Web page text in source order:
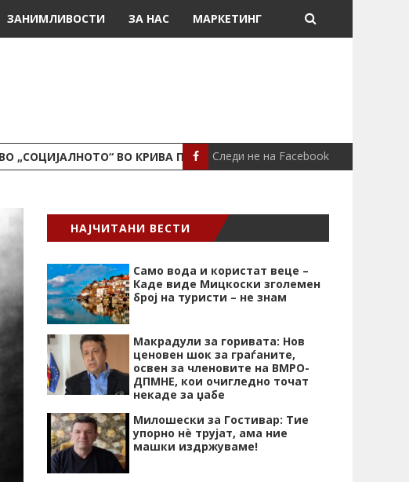
ЗАНИМЛИВОСТИ ЗА НАС МАРКЕТИНГ
„СОЦИЈАЛНОТО“ ВО КРИВА ПАЛАНКА ЛОКАЛНО ПОЖАР ВО
Следи не на Facebook
НАЈЧИТАНИ ВЕСТИ
Само вода и користат веце –
Каде виде Мицкоски зголемен
број на туристи – не знам
Макрадули за горивата: Нов
ценовен шок за граѓаните,
освен за членовите на ВМРО-
ДПМНЕ, кои очигледно точат
некаде за џабе
Милошески за Гостивар: Тие
упорно нѐ трујат, ама ние
машки издржуваме!